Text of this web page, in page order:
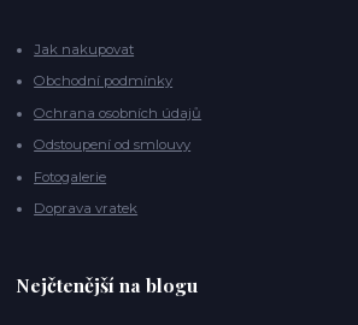
Jak nakupovat
Obchodní podmínky
Ochrana osobních údajů
Odstoupení od smlouvy
Fotogalerie
Doprava vratek
Nejčtenější na blogu